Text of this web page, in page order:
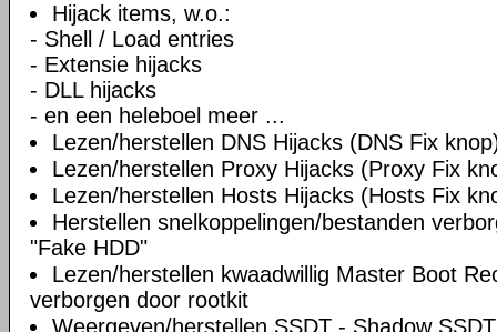
Hijack items, w.o.:
- Shell / Load entries
- Extensie hijacks
- DLL hijacks
- en een heleboel meer ...
Lezen/herstellen DNS Hijacks (DNS Fix
Lezen/herstellen Proxy Hijacks (Proxy Fix
Lezen/herstellen Hosts Hijacks (Hosts Fix
Herstellen snelkoppelingen/bestanden
"Fake HDD"
Lezen/herstellen kwaadwillig Master Boot
verborgen door rootkit
Weergeven/herstellen SSDT - Shadow